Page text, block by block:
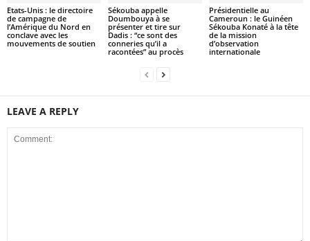
Etats-Unis : le directoire
de campagne de
l’Amérique du Nord en
conclave avec les
mouvements de soutien
Sékouba appelle
Doumbouya à se
présenter et tire sur
Dadis : “ce sont des
conneries qu’il a
racontées” au procès
Présidentielle au
Cameroun : le Guinéen
Sékouba Konaté à la tête
de la mission
d’observation
internationale
LEAVE A REPLY